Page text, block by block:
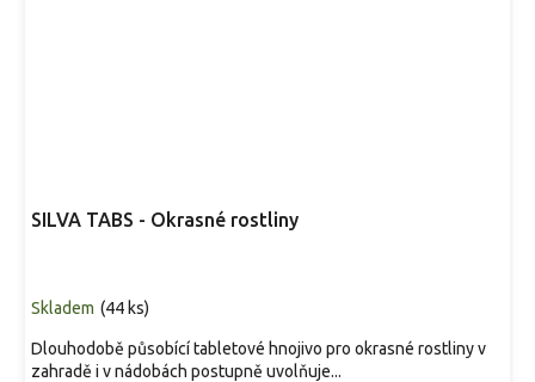
SILVA TABS - Okrasné rostliny
Skladem (44 ks)
Dlouhodobě působící tabletové hnojivo pro okrasné rostliny v
zahradě i v nádobách postupně uvolňuje...